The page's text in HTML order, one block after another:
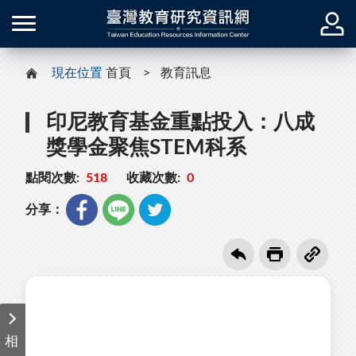
現在位置 首頁 教育訊息
印尼教育基金重點投入：八成
獎學金聚焦STEM科系
點閱次數: 518 收藏次數: 0
分享：
相